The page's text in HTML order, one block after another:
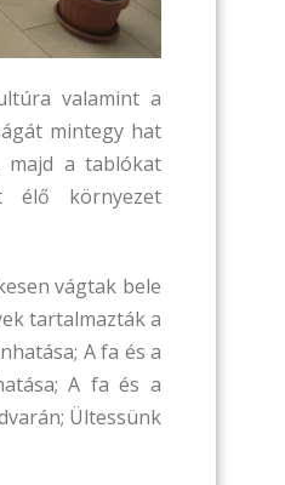
valamint a
mintegy hat
majd a tablókat
élő környezet
vágtak bele
tartalmazták a
A fa és a
A fa és a
Ültessünk